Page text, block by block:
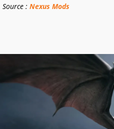
Source : Nexus Mods